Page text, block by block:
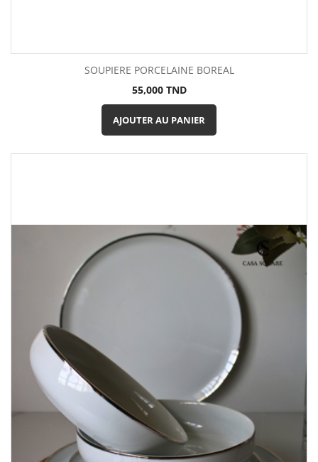
SOUPIERE PORCELAINE BOREAL
Prix
55,000 TND
AJOUTER AU PANIER